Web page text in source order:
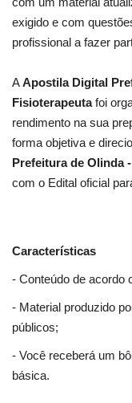
exigido e com
profissional a fazer
AApostila Digital
Fisioterapeutafoi
rendimento na sua
forma objetiva e
Prefeitura de Olinda
com o Edital oficial
Características
- Conteúdo de acordo
- Material produzido
públicos;
- Você receberá um
básica.